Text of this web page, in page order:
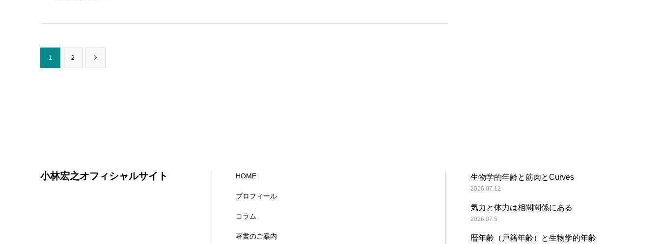
1 2
小林宏之オフィシャルサイト HOME
プロフィール
コラム
著書のご案内
生物学的年齢と筋肉とCurves
2026.07.12
気力と体力は相関関係にある
2026.07.5
暦年齢（戸籍年齢）と生物学的年齢